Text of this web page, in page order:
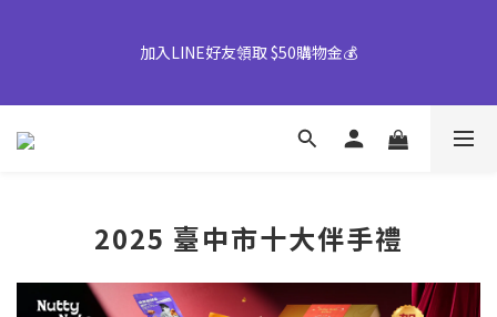
詢價或致電專人服務 04-25355777#25
加入LINE好友領取 $50購物金💰
👉風味堅果系列(鹹蛋肉鬆除外)產地將移轉至越南，商品皆有經過
【早鳥優惠倒數中】中秋禮盒82折起｜50盒以上另享優惠➤ 點我
2025 臺中市十大伴手禮